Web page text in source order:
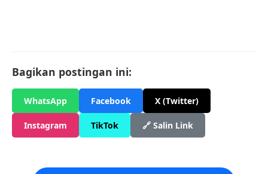
Bagikan postingan ini:
WhatsApp Facebook X (Twitter)
Instagram TikTok 🔗 Salin Link